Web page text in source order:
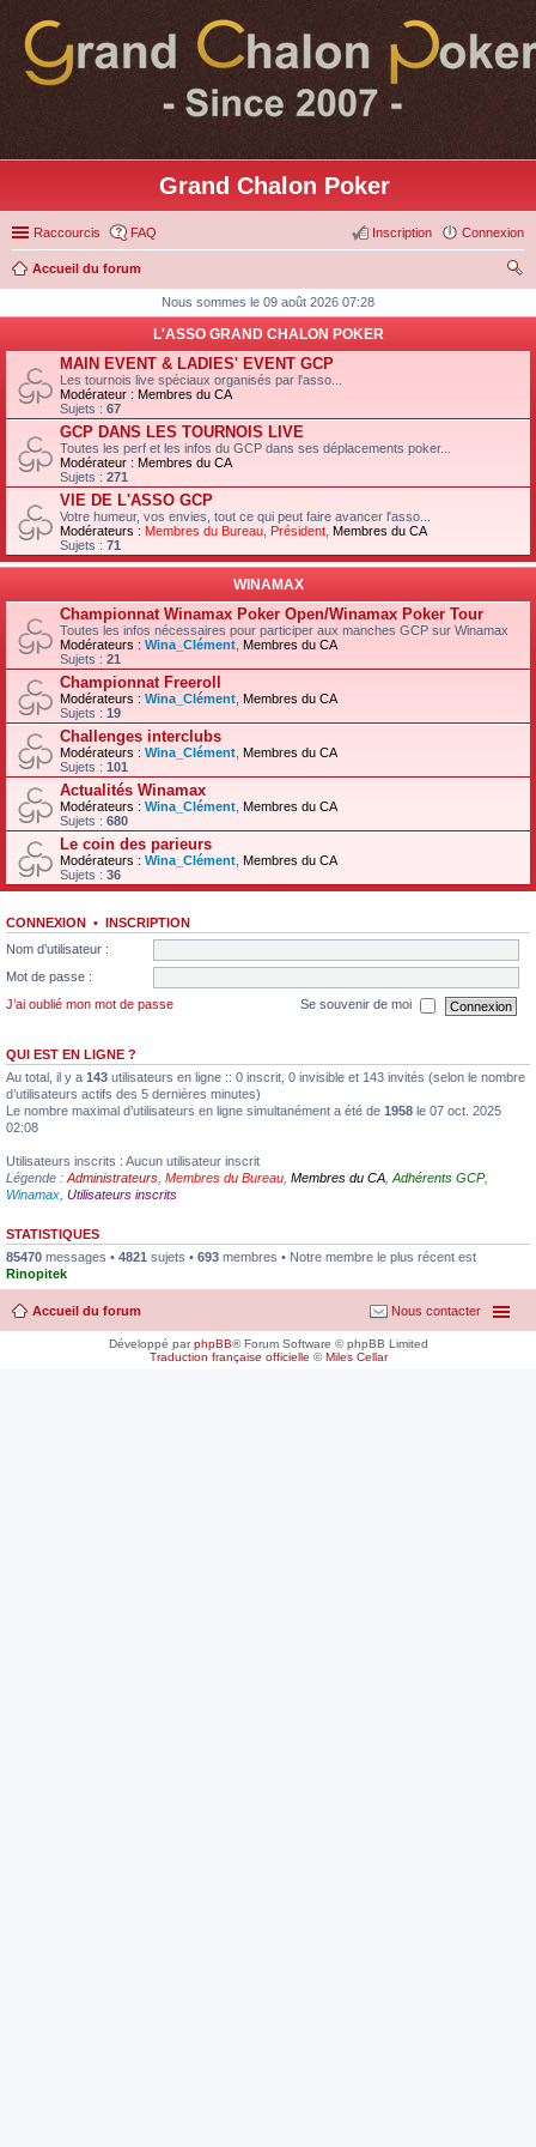
Grand Chalon Poker
Raccourcis FAQ Connexion
Inscription
Accueil du forum
ch
Nous sommes le 09 août 2026 07:28
L'ASSO GRAND CHALON POKER
MAIN EVENT & LADIES' EVENT GCP
Les tournois live spéciaux organisés par l'asso...
Modérateur : Membres du CA
Sujets : 67
GCP DANS LES TOURNOIS LIVE
Toutes les perf et les infos du GCP dans ses déplacements poker...
Modérateur : Membres du CA
Sujets : 271
VIE DE L'ASSO GCP
Votre humeur, vos envies, tout ce qui peut faire avancer l'asso...
Modérateurs : Membres du Bureau Président Membres du CA
Sujets : 71
WINAMAX
Championnat Winamax Poker Open/Winamax Poker Tour
Toutes les infos nécessaires pour participer aux manches GCP sur Winamax
Modérateurs : Wina_Clément Membres du CA
Sujets : 21
Championnat Freeroll
Modérateurs : Wina_Clément Membres du CA
Sujets : 19
Challenges interclubs
Modérateurs : Wina_Clément Membres du CA
Sujets : 101
Actualités Winamax
Modérateurs : Wina_Clément Membres du CA
Sujets : 680
Le coin des parieurs
Modérateurs : Wina_Clément Membres du CA
Sujets : 36
CONNEXION • INSCRIPTION
Nom d’utilisateur :
Mot de passe :
J’ai oublié mon mot de passe
Se souvenir de moi
QUI EST EN LIGNE ?
Au total, il y a 143 utilisateurs en ligne :: 0 inscrit, 0 invisible et 143 invités (selon le nombre
d’utilisateurs actifs des 5 dernières minutes)
Le nombre maximal d’utilisateurs en ligne simultanément a été de 1958 le 07 oct. 2025
02:08
Utilisateurs inscrits : Aucun utilisateur inscrit
Légende : Administrateurs Membres du Bureau Membres du CA Adhérents GCP,
Winamax Utilisateurs inscrits
STATISTIQUES
85470 messages • 4821 sujets • 693 membres • Notre membre le plus récent est
Rinopitek
Accueil du forum Nous contacter
Développé parphpBB® Forum Software © phpBB Limited
Traduction française officielle ©Miles Cellar